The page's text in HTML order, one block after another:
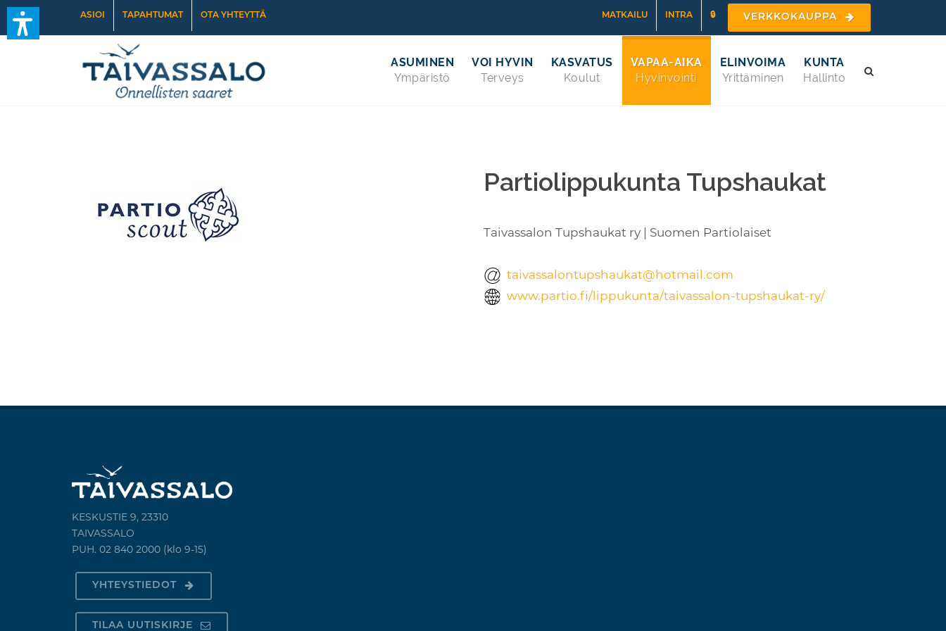
ASIOI TAPAHTUMAT OTA YHTEYTTÄ MATKAILU INTRA 🔒 VERKKOKAUPPA
ASUMINEN
Ympäristö
VOI HYVIN
Terveys
KASVATUS
Koulut
VAPAA-AIKA
Hyvinvointi
ELINVOIMA
Yrittäminen
KUNTA
Hallinto
Partiolippukunta Tupshaukat
Taivassalon Tupshaukat ry | Suomen Partiolaiset
taivassalontupshaukat@hotmail.com
www.partio.fi/lippukunta/taivassalon-tupshaukat-ry/
KESKUSTIE 9, 23310
TAIVASSALO
PUH. 02 840 2000 (klo 9-15)
YHTEYSTIEDOT
TILAA UUTISKIRJE